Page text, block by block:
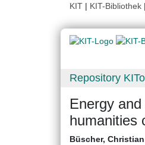
KIT | KIT-Bibliothek |
Repository
Energy
humanities
Büscher, Christian